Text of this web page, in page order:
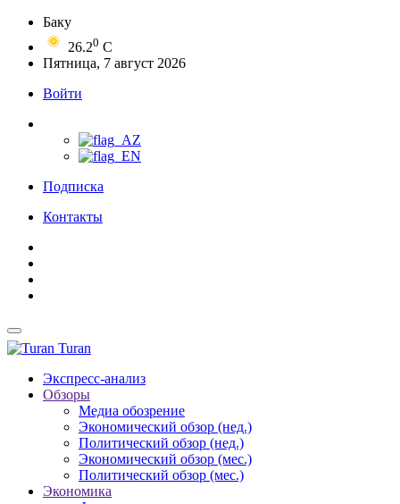
Баку
26.20 C
Пятница, 7 август 2026
Войти
Подписка
Контакты
Turan
Экспресс-анализ
Обзоры
Медиа обозрение
Экономический обзор (нед.)
Политический обзор (нед.)
Экономический обзор (мес.)
Политический обзор (мес.)
Экономика